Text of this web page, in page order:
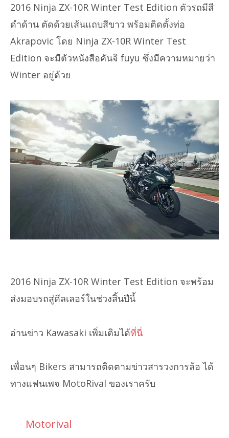
2016 Ninja ZX-10R Winter Test Edition ตัวรถมีสี
ดำด้าน ตัดด้วยเส้นแถบสีขาว พร้อมติดตั้งท่อ
Akrapovic โดย Ninja ZX-10R Winter Test
Edition จะมีตัวหนังสือคันจิ fuyu ซึ่งมีความหมายว่า
Winter อยู่ด้วย
2016 Ninja ZX-10R Winter Test Edition จะพร้อม
ส่งมอบรถสู่ดีลเลอร์ในช่วงสิ้นปีนี้
อ่านข่าว Kawasaki เพิ่มเติมได้ที่นี่
เพื่อนๆ Bikers สามารถติดตามข่าวสารวงการล้อ ได้
ทางแฟนเพจ MotoRival ของเราครับ
Motorival